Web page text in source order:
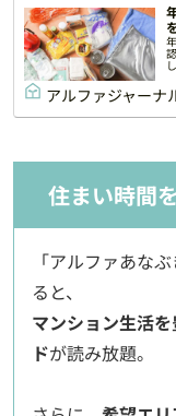
アルファジャーナ
住まい時間
「アルファあな
ると、
マンション生活
ドが読み放題。